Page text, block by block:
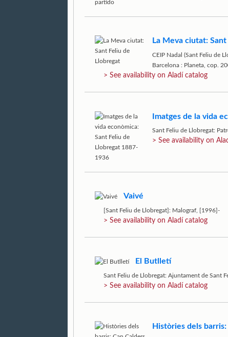
La Meva ciutat:
CEIP Nadal (Sant Feliu de
Barcelona : Planeta, cop.
> See availability on Aladí catalog
Imatges de la vida
Sant Feliu de Llobregat:
> See availability on
Vaivé
[Sant Feliu de Llobregat]: Malograf, [1996]-
> See availability on Aladí catalog
El Butlletí
Sant Feliu de Llobregat: Ajuntament de Sant
> See availability on Aladí catalog
Històries dels